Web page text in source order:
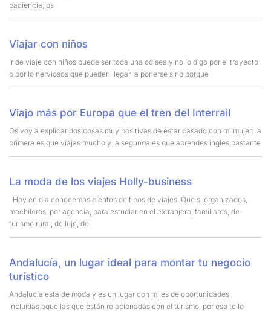
paciencia, os
Viajar con niños
Ir de viaje con niños puede ser toda una odisea y no lo digo por el trayecto
o por lo nerviosos que pueden llegar a ponerse sino porque
Viajo más por Europa que el tren del Interrail
Os voy a explicar dos cosas muy positivas de estar casado con mi mujer: la
primera es que viajas mucho y la segunda es que aprendes ingles bastante
La moda de los viajes Holly-business
Hoy en día conocemos cientos de tipos de viajes. Que si organizados,
mochileros, por agencia, para estudiar en el extranjero, familiares, de
turismo rural, de lujo, de
Andalucía, un lugar ideal para montar tu negocio
turístico
Andalucía está de moda y es un lugar con miles de oportunidades,
incluidas aquellas que están relacionadas con el turismo, por eso te lo